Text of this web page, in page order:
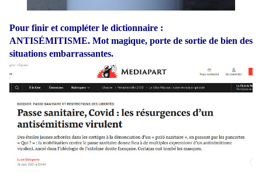
Pour finir et compléter le dictionnaire :
ANTISÉMITISME. Mot magique, porte de sortie de bien des
situations embarrassantes.